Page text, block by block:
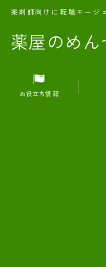
薬屋のめん
薬剤師向けに転職エージ
MENU
1.転職エージェ
お役立ち情報